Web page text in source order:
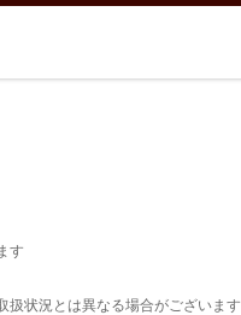
す
扱状況とは異なる場合がございます